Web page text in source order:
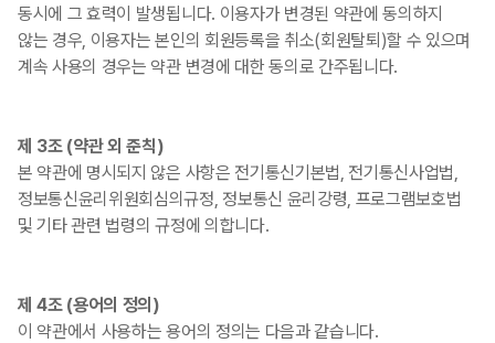
동시에 그 효력이 발생됩니다. 이용자가 변경된 약관에 동의하지
않는 경우, 이용자는 본인의 회원등록을 취소(회원탈퇴)할 수 있으며
계속 사용의 경우는 약관 변경에 대한 동의로 간주됩니다.
제 3조 (약관 외 준칙)
본 약관에 명시되지 않은 사항은 전기통신기본법, 전기통신사업법,
정보통신윤리위원회심의규정, 정보통신 윤리강령, 프로그램보호법
및 기타 관련 법령의 규정에 의합니다.
제 4조 (용어의 정의)
이 약관에서 사용하는 용어의 정의는 다음과 같습니다.